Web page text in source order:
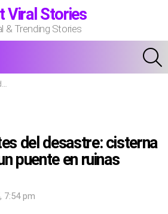
Viral Stories
& Trending Stories
del desastre: cisterna
puente en ruinas
7:54 pm